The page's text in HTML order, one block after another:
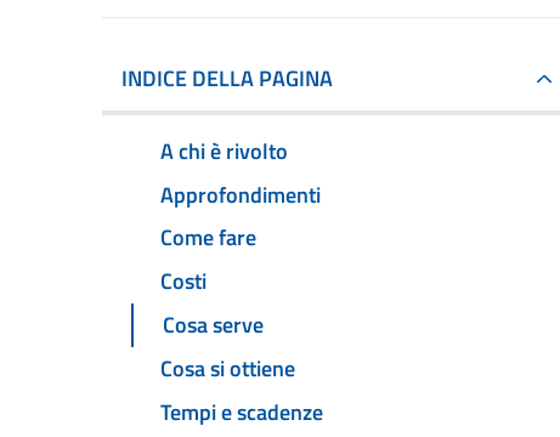
INDICE DELLA PAGINA
A chi è rivolto
Approfondimenti
Come fare
Costi
Cosa serve
Cosa si ottiene
Tempi e scadenze